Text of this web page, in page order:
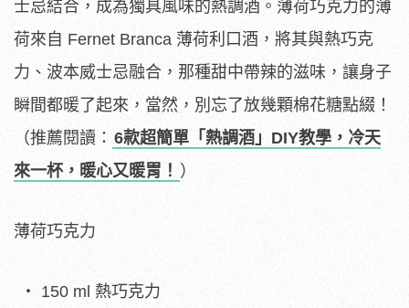
士忌結合，成為獨具風味的熱調酒。薄荷巧克力的薄
荷來自 Fernet Branca 薄荷利口酒，將其與熱巧克
力、波本威士忌融合，那種甜中帶辣的滋味，讓身子
瞬間都暖了起來，當然，別忘了放幾顆棉花糖點綴！
（推薦閱讀： 6款超簡單「熱調酒」DIY教學，冷天
來一杯，暖心又暖胃！ ）
薄荷巧克力
150 ml 熱巧克力